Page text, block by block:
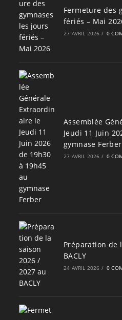
Fermeture des
fériés – Mai
27 AVRIL 2026 / 0
Assemblée
Jeudi 11 Juin
gymnase Ferber
27 AVRIL 2026 / 0
Préparation de
BACLY
24 AVRIL 2026 / 0